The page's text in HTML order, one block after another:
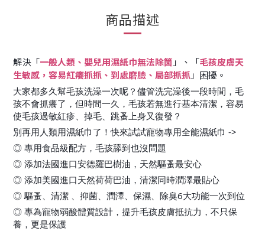
商品描述
解決「一般人類、嬰兒用濕紙巾無法除箘 」、「毛孩皮膚天
生敏感，容易紅癢抓抓、到處磨臉、局部抓抓」困擾。
大家都多久幫毛孩洗澡一次呢？儘管洗完澡後一段時間，毛
孩不會抓癢了，但時間一久，毛孩若無進行基本清潔，容易
使毛孩過敏紅疹、掉毛、跳蚤上身又復發？
別再用人類用濕紙巾了！快來試試寵物專用全能濕紙巾 ->
◎ 專用食品級配方，毛孩舔到也沒問題
◎ 添加法國進口安德羅巴樹油，天然驅蚤最安心
◎ 添加美國進口天然荷荷巴油，清潔同時潤澤最貼心
◎ 驅蚤、清潔 、抑菌、潤澤、保濕、除臭6大功能一次到位
◎ 專為寵物弱酸體質設計，提升毛孩皮膚抵抗力，不只保
養，更是保護